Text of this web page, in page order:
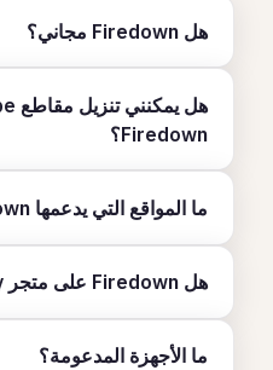
هل Firedown مجاني؟
Firedown؟
ما المواقع التي يدعمها Firedown؟
هل Firedown على متجر Google Play؟
ما الأجهزة المدعومة؟